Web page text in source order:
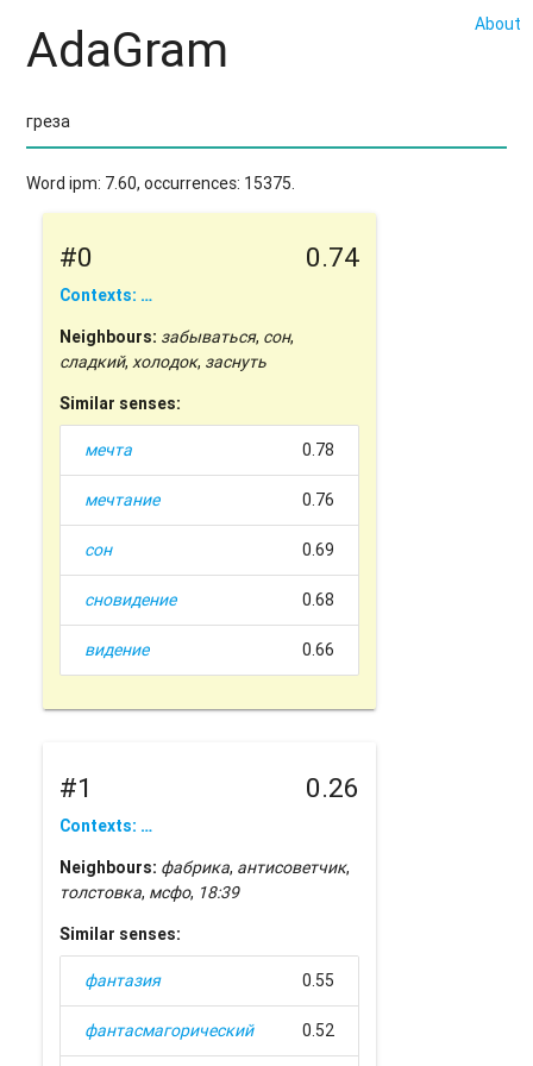
About
AdaGram
Word ipm: 7.60, occurrences: 15375.
#0 0.74
Contexts: …
Neighbours: забываться, сон,
сладкий,холодок, заснуть
Similar senses:
мечта 0.78
мечтание 0.76
сон 0.69
сновидение 0.68
видение 0.66
#1 0.26
Contexts: …
Neighbours: фабрика, антисоветчик,
толстовка, мсфо, 18:39
Similar senses:
фантазия 0.55
фантасмагорический 0.52